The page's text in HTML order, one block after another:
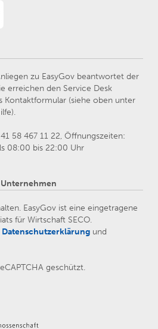
zu EasyGov beantwortet der
erreichen den Service Desk
Kontaktformular (siehe oben unter
58 467 11 22, Öffnungszeiten:
08:00 bis 22:00 Uhr
EasyGov ist eine eingetragene
für Wirtschaft SECO.
Datenschutzerklärung und
geschützt.